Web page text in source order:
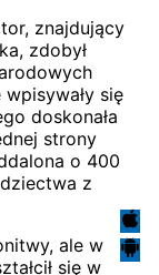
znajdujący
zdobył
się
doskonała
strony
o 400
z
ale w
się w